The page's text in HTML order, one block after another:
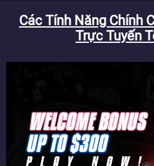
Các Tính Năng Chính
Trực Tuyến